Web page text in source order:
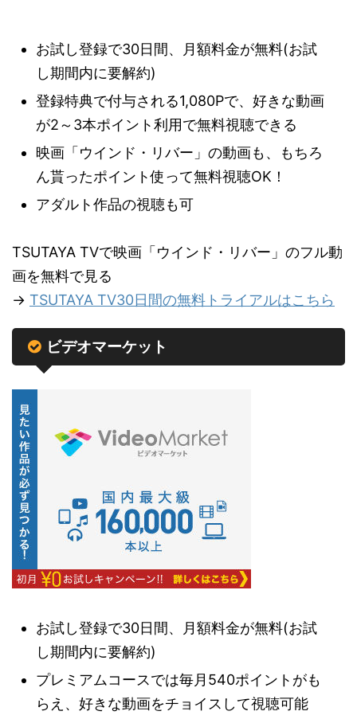
お試し登録で30日間、月額料金が無料(お試
し期間内に要解約)
登録特典で付与される1,080Pで、好きな動画
が2～3本ポイント利用で無料視聴できる
映画「ウインド・リバー」の動画も、もちろ
ん貰ったポイント使って無料視聴OK！
アダルト作品の視聴も可
TSUTAYA TVで映画「ウインド・リバー」のフル動
画を無料で見る
→ TSUTAYA TV30日間の無料トライアルはこちら
ビデオマーケット
お試し登録で30日間、月額料金が無料(お試
し期間内に要解約)
プレミアムコースでは毎月540ポイントがも
らえ、好きな動画をチョイスして視聴可能